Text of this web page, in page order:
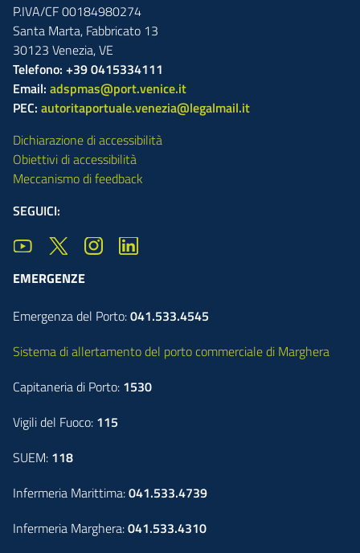
P.IVA/CF 00184980274
Santa Marta, Fabbricato 13
30123 Venezia,VE
Telefono: +39 0415334111
Email: adspmas@port.venice.it
PEC: autoritaportuale.venezia@legalmail.it
Dichiarazione di accessibilità
Obiettivi di accessibilità
Meccanismo di feedback
SEGUICI:
EMERGENZE
Emergenza del Porto:041.533.4545
Sistema di allertamento del porto commerciale di Marghera
Capitaneria di Porto: 1530
Vigili del Fuoco: 115
SUEM: 118
Infermeria Marittima:041.533.4739
Infermeria Marghera:041.533.4310